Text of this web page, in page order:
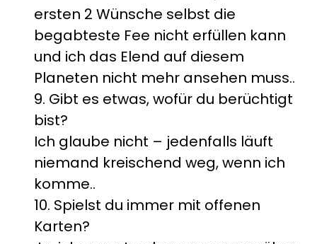
ersten 2 Wünsche selbst die
begabteste Fee nicht erfüllen kann
und ich das Elend auf diesem
Planeten nicht mehr ansehen muss..
9. Gibt es etwas, wofür du berüchtigt
bist?
Ich glaube nicht – jedenfalls läuft
niemand kreischend weg, wenn ich
komme..
10. Spielst du immer mit offenen
Karten?